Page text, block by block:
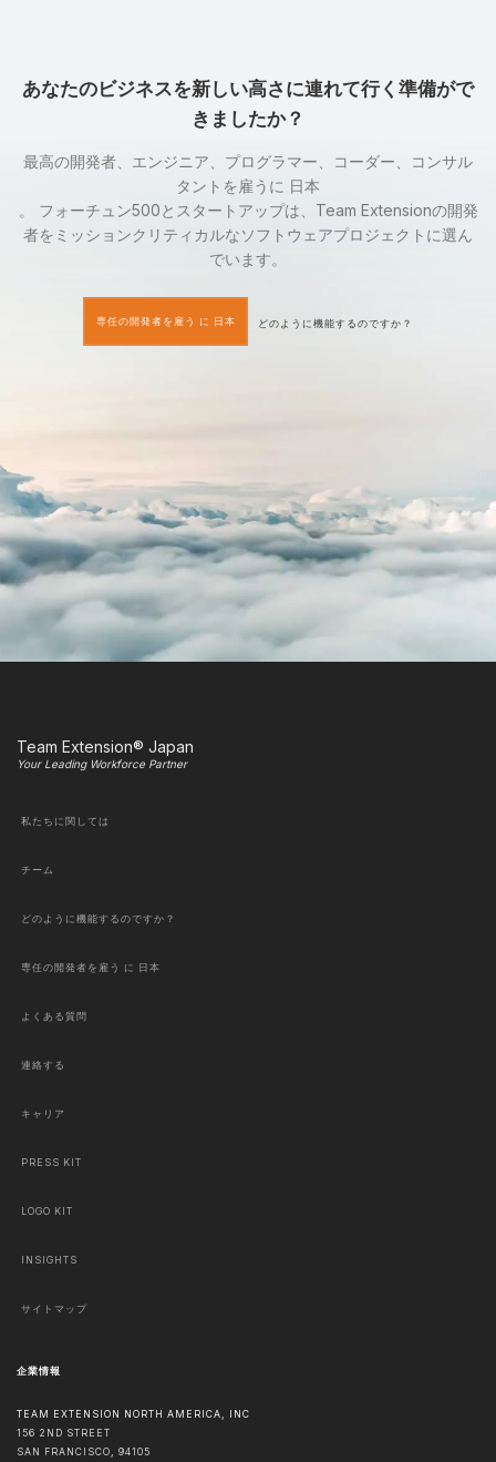
あなたのビジネスを新しい高さに連れて行く準備がで
きましたか？
最高の開発者、エンジニア、プログラマー、コーダー、コンサル
タントを雇うに 日本
。 フォーチュン500とスタートアップは、Team Extensionの開発
者をミッションクリティカルなソフトウェアプロジェクトに選ん
でいます。
専任の開発者を雇う に 日本 どのように機能するのですか？
Team Extension® Japan
Your Leading Workforce Partner
私たちに関しては
チーム
どのように機能するのですか？
専任の開発者を雇う に 日本
よくある質問
連絡する
キャリア
PRESS KIT
LOGO KIT
INSIGHTS
サイトマップ
企業情報
TEAM EXTENSION NORTH AMERICA, INC
156 2ND STREET
SAN FRANCISCO, 94105